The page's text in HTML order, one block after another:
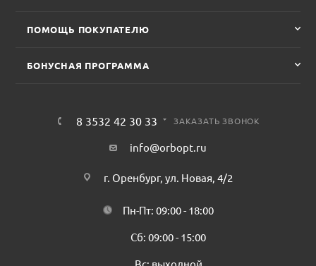
ПОМОЩЬ ПОКУПАТЕЛЮ
БОНУСНАЯ ПРОГРАММА
8 3532 42 30 33 ЗАКАЗАТЬ ЗВОНОК
info@orbopt.ru
г. Оренбург, ул. Новая, 4/2
Пн-Пт: 09:00 - 18:00
Сб: 09:00 - 15:00